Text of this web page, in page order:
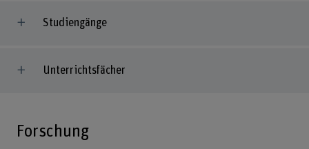
Studiengänge
Unterrichtsfächer
Forschung